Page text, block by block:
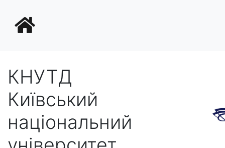
КНУТД
Київський
національний